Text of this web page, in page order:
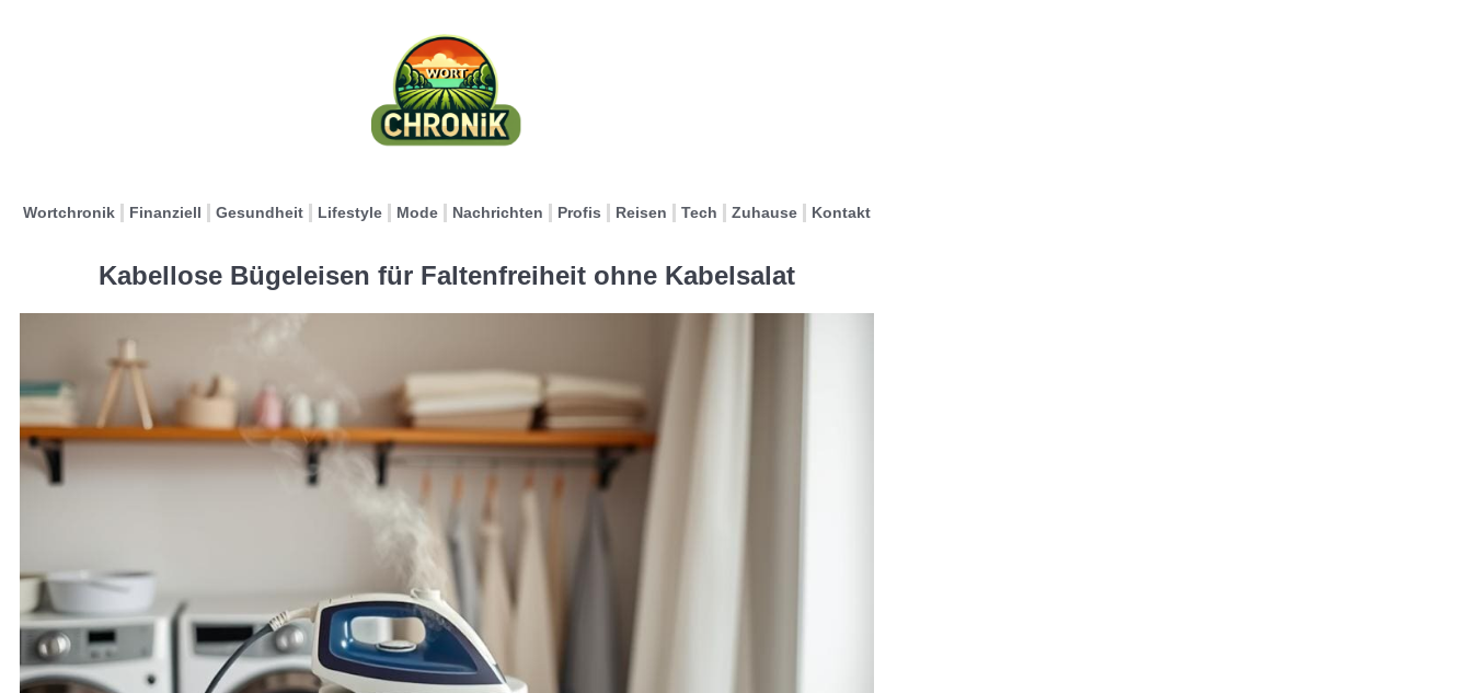
Wortchronik Finanziell Gesundheit Lifestyle Mode Nachrichten Profis Reisen Tech Zuhause Kontakt
Kabellose Bügeleisen für Faltenfreiheit ohne Kabelsalat